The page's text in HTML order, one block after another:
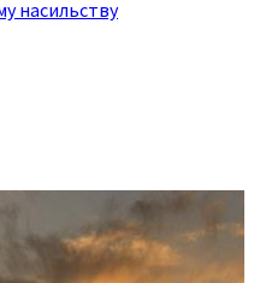
насильству